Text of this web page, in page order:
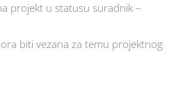
projekt u statusu suradnik –
biti vezana za temu projektnog